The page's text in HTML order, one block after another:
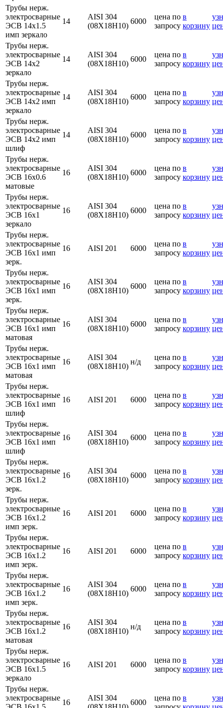
Трубы нерж.
электросварные
ЭСВ 14х1.5
имп зеркало
14
AISI 304
(08Х18Н10)
6000
цена по
запросу
в
корзину
Трубы нерж.
электросварные
ЭСВ 14х2
зеркало
14
AISI 304
(08Х18Н10)
6000
цена по
запросу
в
корзину
Трубы нерж.
электросварные
ЭСВ 14х2 имп
зеркало
14
AISI 304
(08Х18Н10)
6000
цена по
запросу
в
корзину
Трубы нерж.
электросварные
ЭСВ 14х2 имп
шлиф
14
AISI 304
(08Х18Н10)
6000
цена по
запросу
в
корзину
Трубы нерж.
электросварные
ЭСВ 16х0.6
матовые
16
AISI 304
(08Х18Н10)
6000
цена по
запросу
в
корзину
Трубы нерж.
электросварные
ЭСВ 16х1
зеркало
16
AISI 304
(08Х18Н10)
6000
цена по
запросу
в
корзину
Трубы нерж.
электросварные
ЭСВ 16х1 имп
зерк.
16 AISI 201 6000
цена по
запросу
в
корзину
Трубы нерж.
электросварные
ЭСВ 16х1 имп
зерк.
16
AISI 304
(08Х18Н10)
6000
цена по
запросу
в
корзину
Трубы нерж.
электросварные
ЭСВ 16х1 имп
матовая
16
AISI 304
(08Х18Н10)
6000
цена по
запросу
в
корзину
Трубы нерж.
электросварные
ЭСВ 16х1 имп
матовая
16
AISI 304
(08Х18Н10)
н/д
цена по
запросу
в
корзину
Трубы нерж.
электросварные
ЭСВ 16х1 имп
шлиф
16 AISI 201 6000
цена по
запросу
в
корзину
Трубы нерж.
электросварные
ЭСВ 16х1 имп
шлиф
16
AISI 304
(08Х18Н10)
6000
цена по
запросу
в
корзину
Трубы нерж.
электросварные
ЭСВ 16х1.2
зерк.
16
AISI 304
(08Х18Н10)
6000
цена по
запросу
в
корзину
Трубы нерж.
электросварные
ЭСВ 16х1.2
имп зерк.
16 AISI 201 6000
цена по
запросу
в
корзину
Трубы нерж.
электросварные
ЭСВ 16х1.2
имп зерк.
16 AISI 201 6000
цена по
запросу
в
корзину
Трубы нерж.
электросварные
ЭСВ 16х1.2
имп зерк.
16
AISI 304
(08Х18Н10)
6000
цена по
запросу
в
корзину
Трубы нерж.
электросварные
ЭСВ 16х1.2
матовая
16
AISI 304
(08Х18Н10)
н/д
цена по
запросу
в
корзину
Трубы нерж.
электросварные
ЭСВ 16х1.5
зеркало
16 AISI 201 6000
цена по
запросу
в
корзину
Трубы нерж.
электросварные
16
AISI 304
6000
цена по в